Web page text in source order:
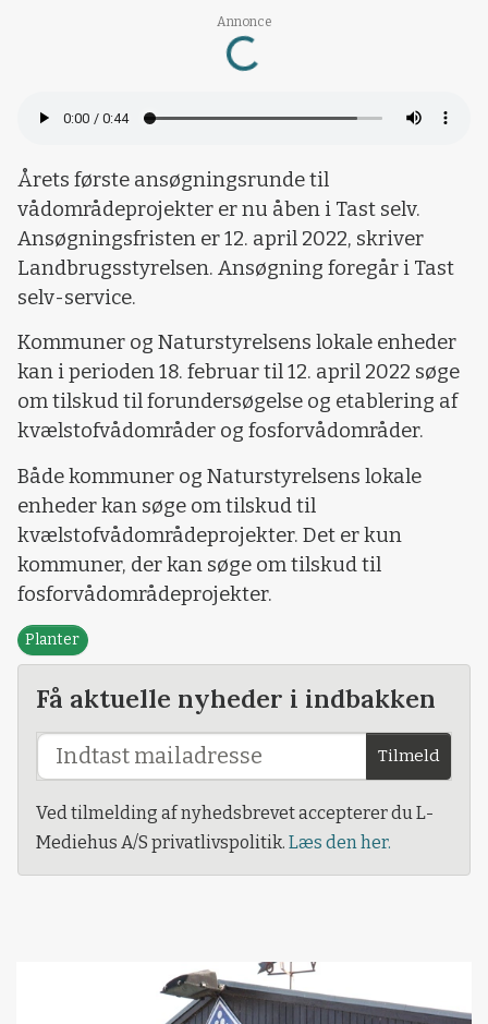
Annonce
Loading...
Årets første ansøgningsrunde til
vådområdeprojekter er nu åben i Tast selv.
Ansøgningsfristen er 12. april 2022, skriver
Landbrugsstyrelsen. Ansøgning foregår i Tast
selv-service.
Kommuner og Naturstyrelsens lokale enheder
kan i perioden 18. februar til 12. april 2022 søge
om tilskud til forundersøgelse og etablering af
kvælstofvådområder og fosforvådområder.
Både kommuner og Naturstyrelsens lokale
enheder kan søge om tilskud til
kvælstofvådområdeprojekter. Det er kun
kommuner, der kan søge om tilskud til
fosforvådområdeprojekter.
Planter
Få aktuelle nyheder i indbakken
Tilmeld
Ved tilmelding af nyhedsbrevet accepterer du L-
Mediehus A/S privatlivspolitik. Læs den her.